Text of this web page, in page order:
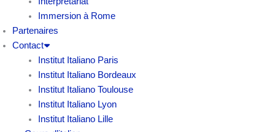
Immersion à Rome
Partenaires
Contact
Institut Italiano Paris
Institut Italiano Bordeaux
Institut Italiano Toulouse
Institut Italiano Lyon
Institut Italiano Lille